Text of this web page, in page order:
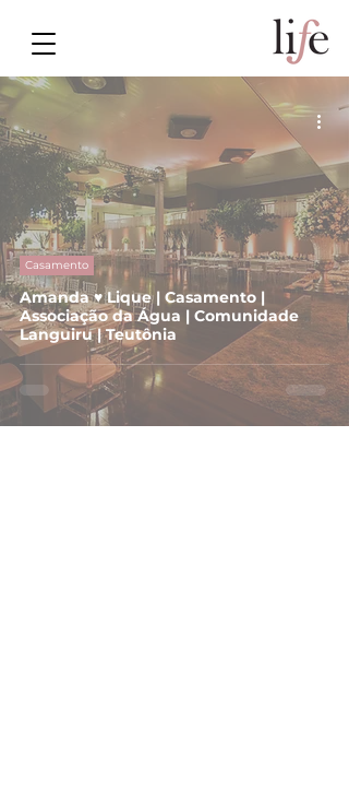
Amanda ♥ Lique | Casamento |
Associação da Água | Comunidade
Languiru | Teutônia
Casamento